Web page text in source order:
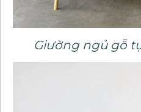
Giường ngủ gỗ